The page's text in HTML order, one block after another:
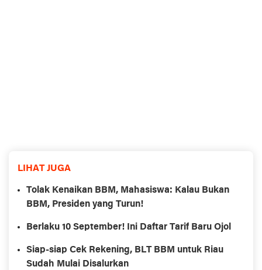
LIHAT JUGA
Tolak Kenaikan BBM, Mahasiswa: Kalau Bukan
BBM, Presiden yang Turun!
Berlaku 10 September! Ini Daftar Tarif Baru Ojol
Siap-siap Cek Rekening, BLT BBM untuk Riau
Sudah Mulai Disalurkan